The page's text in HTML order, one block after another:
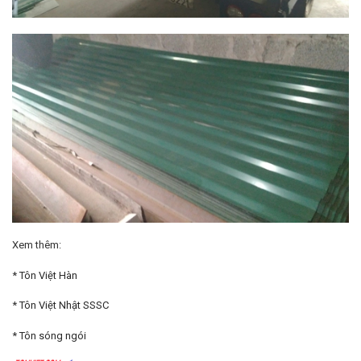
Xem thêm:
*Tôn Việt Hàn
*Tôn Việt Nhật SSSC
*Tôn sóng ngói